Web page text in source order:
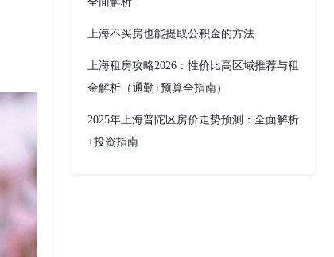
上海不买房也能提取公积金的方法
上海租房攻略2026：性价比高区域推荐与租
金解析（通勤+预算全指南）
2025年上海普陀区房价走势预测：全面解析
+投资指南